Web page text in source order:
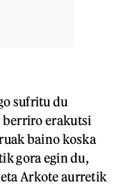
sufritu du
berriro erakutsi
baino koska
gora egin du,
Arkote aurretik